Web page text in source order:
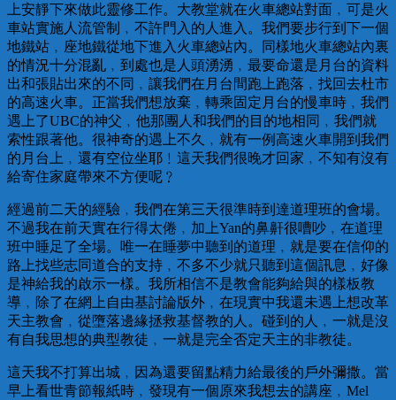
上安靜下來做此靈修工作。大教堂就在火車總站對面﹐可是火
車站實施人流管制﹐不許門入的人進入。我們要步行到下一個
地鐵站﹐座地鐵從地下進入火車總站內。同樣地火車總站內裏
的情況十分混亂﹐到處也是人頭湧湧﹐最要命還是月台的資料
出和張貼出來的不同﹐讓我們在月台間跑上跑落﹐找回去杜市
的高速火車。正當我們想放棄﹐轉乘固定月台的慢車時﹐我們
遇上了UBC的神父﹐他那團人和我們的目的地相同﹐我們就
索性跟著他。很神奇的遇上不久﹐就有一例高速火車開到我們
的月台上﹐還有空位坐耶﹗這天我們很晚才回家﹐不知有沒有
給寄住家庭帶來不方便呢﹖
經過前二天的經驗﹐我們在第三天很準時到達道理班的會場。
不過我在前天實在行得太倦﹐加上Yan的鼻鼾很嘈吵﹐在道理
班中睡足了全場。唯一在睡夢中聽到的道理﹐就是要在信仰的
路上找些志同道合的支持﹐不多不少就只聽到這個訊息﹐好像
是神給我的啟示一樣。我所相信不是教會能夠給與的樣板教
導﹐除了在網上自由基討論版外﹐在現實中我還未遇上想改革
天主教會﹐從墮落邊緣拯救基督教的人。碰到的人﹐一就是沒
有自我思想的典型教徒﹐一就是完全否定天主的非教徒。
這天我不打算出城﹐因為還要留點精力給最後的戶外彌撒。當
早上看世青節報紙時﹐發現有一個原來我想去的講座﹐Mel